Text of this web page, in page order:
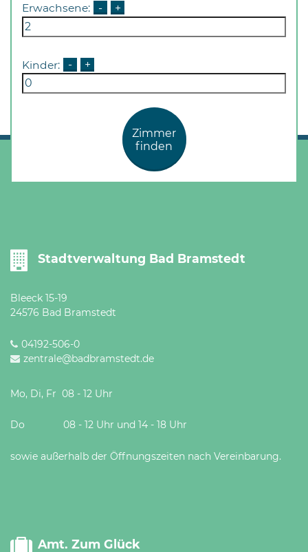
Erwachsene: - +
Kinder: - +
Zimmer
finden
Stadtverwaltung Bad Bramstedt
Bleeck 15-19
24576 Bad Bramstedt
04192-506-0
zentrale@badbramstedt.de
Mo, Di, Fr 08 - 12 Uhr
Do 08 - 12 Uhr und 14 - 18 Uhr
sowie außerhalb der Öffnungszeiten nach Vereinbarung.
Amt. Zum Glück